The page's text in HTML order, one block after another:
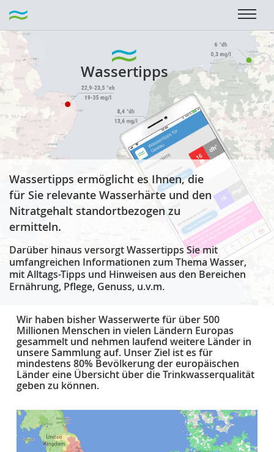
Wassertipps
Wassertipps ermöglicht es Ihnen, die
für Sie relevante Wasserhärte und den
Nitratgehalt standortbezogen zu
ermitteln.
Darüber hinaus versorgt Wassertipps Sie mit
umfangreichen Informationen zum Thema Wasser,
mit Alltags-Tipps und Hinweisen aus den Bereichen
Ernährung, Pflege, Genuss, u.v.m.
Wir haben bisher Wasserwerte für über 500
Millionen Menschen in vielen Ländern Europas
gesammelt und nehmen laufend weitere Länder in
unsere Sammlung auf. Unser Ziel ist es für
mindestens 80% Bevölkerung der europäischen
Länder eine Übersicht über die Trinkwasserqualität
geben zu können.